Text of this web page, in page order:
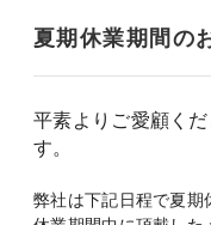
夏期休業期間の
平素よりご愛顧く
す。
弊社は下記日程で夏期